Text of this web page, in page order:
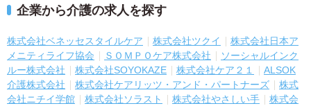
企業から介護の求人を探す
株式会社ベネッセスタイルケア 株式会社ツクイ
株式会社日本ア
メニティライフ協会
ＳＯＭＰＯケア株式会社
ソーシャルインク
ルー株式会社
株式会社SOYOKAZE 株式会社ケア２１
ALSOK
介護株式会社
株式会社ケアリッツ・アンド・パートナーズ
株式
会社ニチイ学館
株式会社ソラスト 株式会社やさしい手
株式会